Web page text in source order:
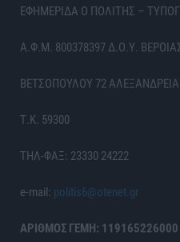
ΕΦΗΜΕΡΙΔΑ Ο ΠΟΛΙΤΗΣ –
Α.Φ.Μ. 800378397 Δ.Ο.Υ.
ΒΕΤΣΟΠΟΥΛΟΥ 72
Τ.Κ. 59300
ΤΗΛ-ΦΑΞ: 23330 24222
e-mail: politis6@otenet.gr
ΑΡΙΘΜΟΣ ΓΕΜΗ: 119165226000